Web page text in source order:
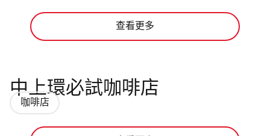
查看更多
中上環必試咖啡店
咖啡店